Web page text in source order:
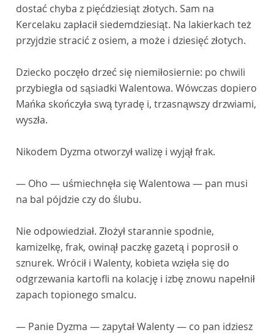
dostać chyba z pięćdziesiąt złotych. Sam na
Kercelaku zapłacił siedemdziesiąt. Na lakierkach też
przyjdzie stracić z osiem, a może i dziesięć złotych.
Dziecko poczęło drzeć się niemiłosiernie: po chwili
przybiegła od sąsiadki Walentowa. Wówczas dopiero
Mańka skończyła swą tyradę i, trzasnąwszy drzwiami,
wyszła.
Nikodem Dyzma otworzył walizę i wyjął frak.
— Oho — uśmiechnęła się Walentowa — pan musi
na bal pójdzie czy do ślubu.
Nie odpowiedział. Złożył starannie spodnie,
kamizelkę, frak, owinął paczkę gazetą i poprosił o
sznurek. Wrócił i Walenty, kobieta wzięła się do
odgrzewania kartofli na kolację i izbę znowu napełnił
zapach topionego smalcu.
— Panie Dyzma — zapytał Walenty — co pan idziesz